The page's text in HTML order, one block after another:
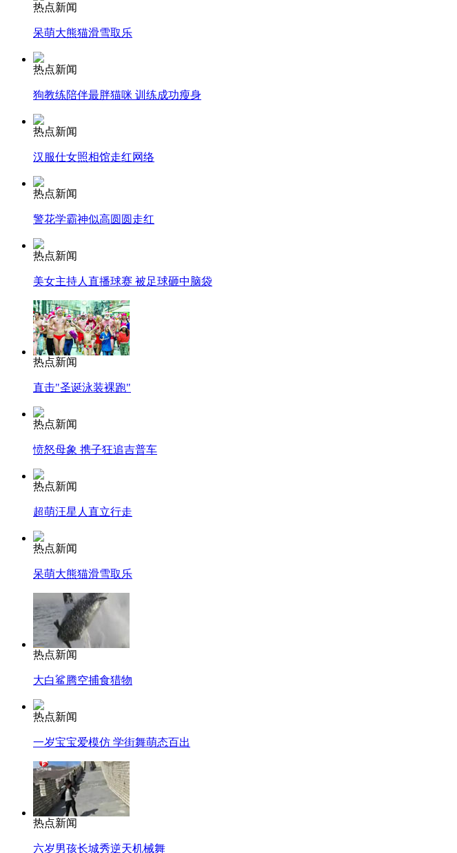
走！跟着总书记去植树
纽约上演“枕头大战”
热点新闻
呆萌大熊猫滑雪取乐
热点新闻
狗教练陪伴最胖猫咪 训练成功瘦身
热点新闻
汉服仕女照相馆走红网络
热点新闻
警花学霸神似高圆圆走红
热点新闻
美女主持人直播球赛 被足球砸中脑袋
热点新闻
直击"圣诞泳装裸跑"
热点新闻
愤怒母象 携子狂追吉普车
热点新闻
超萌汪星人直立行走
热点新闻
呆萌大熊猫滑雪取乐
热点新闻
大白鲨腾空捕食猎物
热点新闻
一岁宝宝爱模仿 学街舞萌态百出
热点新闻
六岁男孩长城秀逆天机械舞